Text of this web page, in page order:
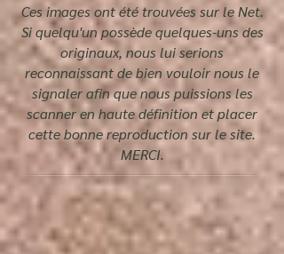
Ces images ont été trouvées sur le Net.
Si quelqu'un possède quelques-uns des
originaux, nous lui serions
reconnaissant de bien vouloir nous le
signaler afin que nous puissions les
scanner en haute définition et placer
cette bonne reproduction sur le site.
MERCI.